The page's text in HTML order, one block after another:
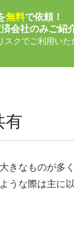
無料で依頼！
会社のみご紹
スクでご利用いた
有
きなものが多
うな際は主に